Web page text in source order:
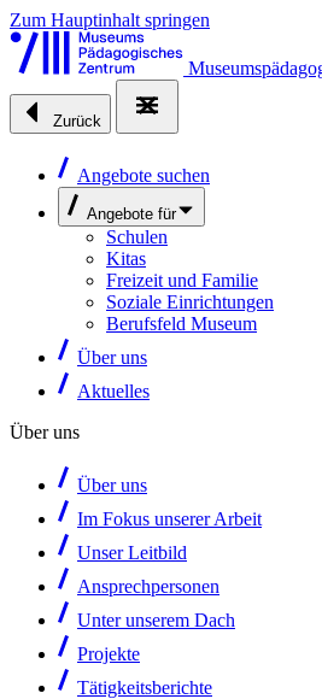
Zum Hauptinhalt springen
Zurück
Angebote suchen
Angebote für
Schulen
Kitas
Freizeit und Familie
Soziale Einrichtungen
Berufsfeld Museum
Über uns
Aktuelles
Über uns
Über uns
Im Fokus unserer Arbeit
Unser Leitbild
Ansprechpersonen
Unter unserem Dach
Projekte
Tätigkeitsberichte